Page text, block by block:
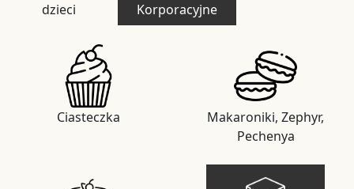
dzieci
Korporacyjne
Ciasteczka
Makaroniki, Zephyr,
Pechenya